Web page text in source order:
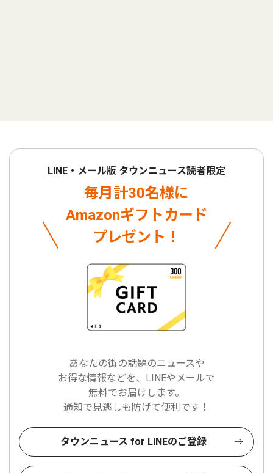
LINE・メール版 タウンニュース読者限定
毎月計30名様に
Amazonギフトカード
プレゼント！
あなたの街の話題のニュースや
お得な情報などを、LINEやメールで
無料でお届けします。
通知で見逃しも防げて便利です！
タウンニュース for LINEのご登録